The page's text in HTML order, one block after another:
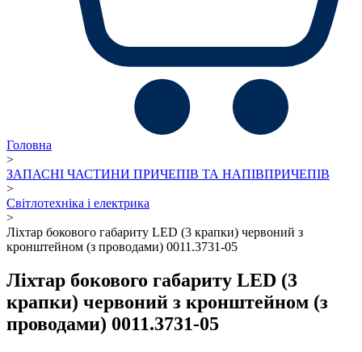
Головна
>
ЗАПАСНІ ЧАСТИНИ ПРИЧЕПІВ ТА НАПІВПРИЧЕПІВ
>
Світлотехніка і електрика
>
Ліхтар бокового габариту LED (3 крапки) червоний з
кронштейном (з проводами) 0011.3731-05
Ліхтар бокового габариту LED (3
крапки) червоний з кронштейном (з
проводами) 0011.3731-05